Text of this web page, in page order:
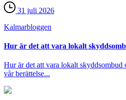
31 juli 2026
Kalmar­bloggen
Hur är det att vara lokalt
Hur är det att vara lokalt
vår berättelse...